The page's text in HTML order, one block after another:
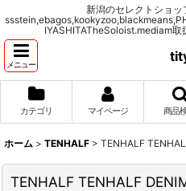
新潟のセレクトショ
IYASHITATheSoloist.mediam
メニュー
カテゴリ マイページ 商品
ホーム > TENHALF > TENHALF
TENHALF TENHALF